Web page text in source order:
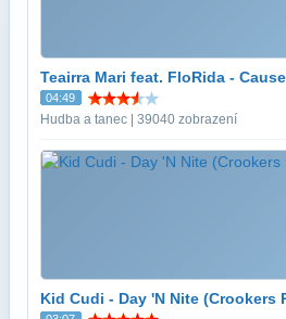
Teairra Mari feat. FloRida -
04:49
Hudba a tanec | 39040 zobrazení
Kid Cudi - Day 'N Nite (Crookers